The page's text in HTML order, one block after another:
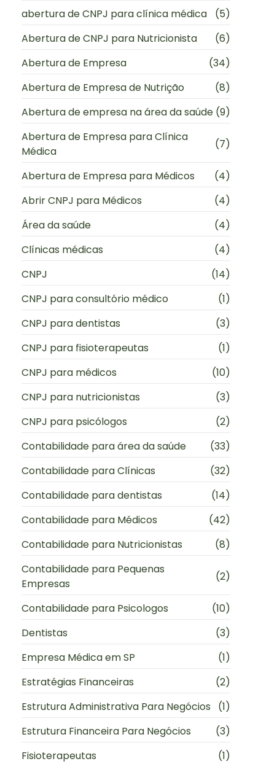
abertura de CNPJ para clínica médica
(5)
Abertura de CNPJ para Nutricionista
(6)
Abertura de Empresa
(34)
Abertura de Empresa de Nutrição
(8)
Abertura de empresa na área da saúde (9)
Abertura de Empresa para Clínica
Médica
(7)
Abertura de Empresa para Médicos
(4)
Abrir CNPJ para Médicos
(4)
Área da saúde
(4)
Clínicas médicas
(4)
CNPJ
(14)
CNPJ para consultório médico
(1)
CNPJ para dentistas
(3)
CNPJ para fisioterapeutas
(1)
CNPJ para médicos
(10)
CNPJ para nutricionistas
(3)
CNPJ para psicólogos
(2)
Contabilidade para área da saúde
(33)
Contabilidade para Clínicas
(32)
Contabilidade para dentistas
(14)
Contabilidade para Médicos
(42)
Contabilidade para Nutricionistas
(8)
Contabilidade para Pequenas
Empresas
(2)
Contabilidade para Psicologos
(10)
Dentistas
(3)
Empresa Médica em SP
(1)
Estratégias Financeiras
(2)
Estrutura Administrativa Para Negócios
(1)
Estrutura Financeira Para Negócios
(3)
Fisioterapeutas
(1)